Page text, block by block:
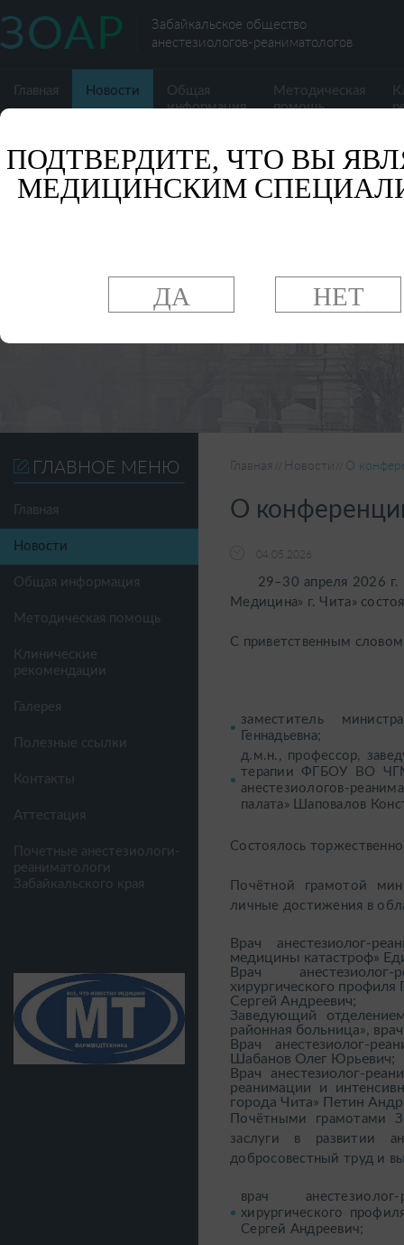
Забайкальское общество
анестезиологов-реаниматологов
Главная Новости
Общая
информация
Методическая
помощь
ГЛАВНОЕ МЕНЮ
Главная
Новости
Общая информация
Методическая помощь
Клинические
рекомендации
Галерея
Полезные ссылки
Контакты
Аттестация
Почетные анестезиологи-
реаниматологи
Забайкальского края
Главная Новости О
О
04.05.2026
29–30 апреля 2026 г.
Медицина» г. Чита»
С приветственным
заместитель
Геннадьевна;
д.м.н., профессор,
терапии ФГБОУ ВО
анестезиологов-
палата» Шаповалов
Состоялось
Почётной грамотой
личные достижения в
Врач анестезиолог-
медицины катастроф»
Врач анестезиолог-
хирургического
Сергей Андреевич;
Заведующий
районная больница»,
Врач анестезиолог-
Шабанов Олег Юрьевич;
Врач анестезиолог-
реанимации и
города Чита» Петин
Почётными грамотами
заслуги в развитии
добросовестный труд и
врач
хирургического
Сергей Андреевич;
ПОДТВЕРДИТЕ, ЧТО ВЫ
МЕДИЦИНСКИМ
ДА НЕТ